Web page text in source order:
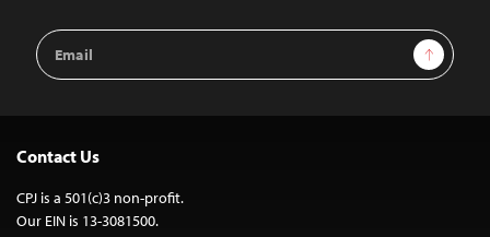
Email
Address
Sign Up
Contact Us
CPJ is a 501(c)3 non-profit.
Our EIN is 13-3081500.